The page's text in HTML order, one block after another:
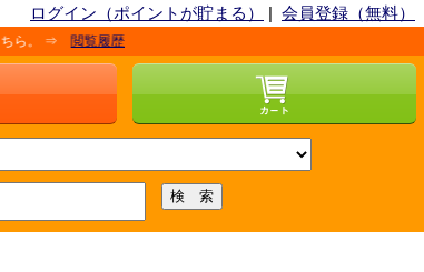
ログイン（ポイントが貯まる） | 会員登録（無料）
閲覧履歴